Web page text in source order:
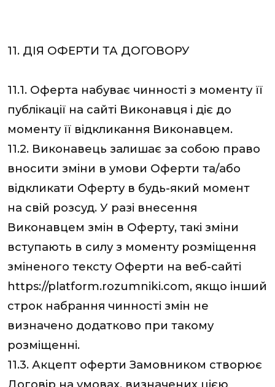
11. ДІЯ ОФЕРТИ ТА ДОГОВОРУ
11.1. Оферта набуває чинності з моменту її
публікації на сайті Виконавця і діє до
моменту її відкликання Виконавцем.
11.2. Виконавець залишає за собою право
вносити зміни в умови Оферти та/або
відкликати Оферту в будь-який момент
на свій розсуд. У разі внесення
Виконавцем змін в Оферту, такі зміни
вступають в силу з моменту розміщення
зміненого тексту Оферти на веб-сайті
https://platform.rozumniki.com, якщо інший
строк набрання чинності змін не
визначено додатково при такому
розміщенні.
11.3. Акцепт оферти Замовником створює